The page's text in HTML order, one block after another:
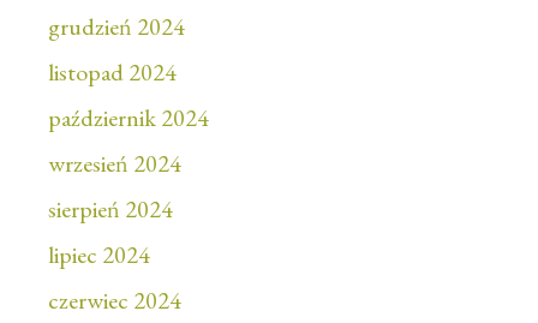
grudzień 2024
listopad 2024
październik 2024
wrzesień 2024
sierpień 2024
lipiec 2024
czerwiec 2024